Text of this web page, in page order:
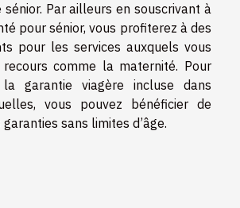
Par ailleurs en souscrivant à
pour sénior, vous profiterez à des
pour les services auxquels vous
recours comme la maternité. Pour
garantie viagère incluse dans
vous pouvez bénéficier de
sans limites d’âge.